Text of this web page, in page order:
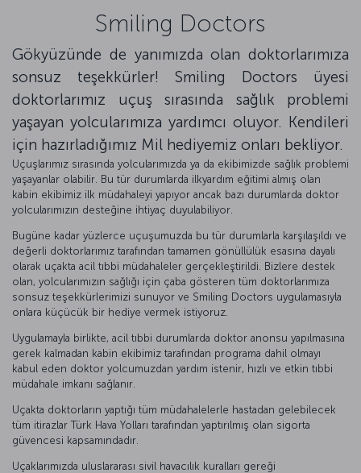
Smiling Doctors
Gökyüzünde de yanımızda olan doktorlarımıza
sonsuz teşekkürler! Smiling Doctors üyesi
doktorlarımız uçuş sırasında sağlık problemi
yaşayan yolcularımıza yardımcı oluyor. Kendileri
için hazırladığımız Mil hediyemiz onları bekliyor.
Uçuşlarımız sırasında yolcularımızda ya da ekibimizde sağlık problemi
yaşayanlar olabilir. Bu tür durumlarda ilkyardım eğitimi almış olan
kabin ekibimiz ilk müdahaleyi yapıyor ancak bazı durumlarda doktor
yolcularımızın desteğine ihtiyaç duyulabiliyor.
Bugüne kadar yüzlerce uçuşumuzda bu tür durumlarla karşılaşıldı ve
değerli doktorlarımız tarafından tamamen gönüllülük esasına dayalı
olarak uçakta acil tıbbi müdahaleler gerçekleştirildi. Bizlere destek
olan, yolcularımızın sağlığı için çaba gösteren tüm doktorlarımıza
sonsuz teşekkürlerimizi sunuyor ve Smiling Doctors uygulamasıyla
onlara küçücük bir hediye vermek istiyoruz.
Uygulamayla birlikte, acil tıbbi durumlarda doktor anonsu yapılmasına
gerek kalmadan kabin ekibimiz tarafından programa dahil olmayı
kabul eden doktor yolcumuzdan yardım istenir, hızlı ve etkin tıbbi
müdahale imkanı sağlanır.
Uçakta doktorların yaptığı tüm müdahalelerle hastadan gelebilecek
tüm itirazlar Türk Hava Yolları tarafından yaptırılmış olan sigorta
güvencesi kapsamındadır.
Uçaklarımızda uluslararası sivil havacılık kuralları gereği